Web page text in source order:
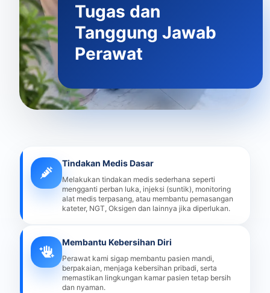
Tugas dan
Tanggung Jawab
Perawat
Tindakan Medis Dasar
Melakukan tindakan medis sederhana seperti
mengganti perban luka, injeksi (suntik), monitoring
alat medis terpasang, atau membantu pemasangan
kateter, NGT, Oksigen dan lainnya jika diperlukan.
Membantu Kebersihan Diri
Perawat kami sigap membantu pasien mandi,
berpakaian, menjaga kebersihan pribadi, serta
memastikan lingkungan kamar pasien tetap bersih
dan nyaman.